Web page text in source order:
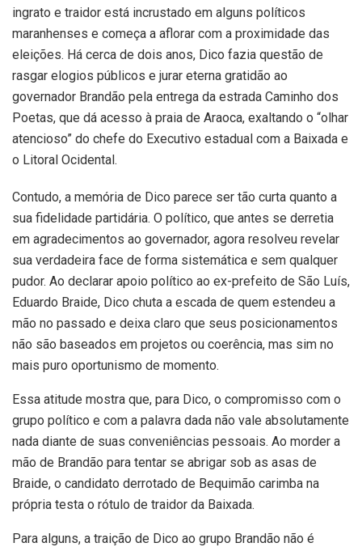
ingrato e traidor está incrustado em alguns políticos
maranhenses e começa a aflorar com a proximidade das
eleições. Há cerca de dois anos, Dico fazia questão de
rasgar elogios públicos e jurar eterna gratidão ao
governador Brandão pela entrega da estrada Caminho dos
Poetas, que dá acesso à praia de Araoca, exaltando o “olhar
atencioso” do chefe do Executivo estadual com a Baixada e
o Litoral Ocidental.
Contudo, a memória de Dico parece ser tão curta quanto a
sua fidelidade partidária. O político, que antes se derretia
em agradecimentos ao governador, agora resolveu revelar
sua verdadeira face de forma sistemática e sem qualquer
pudor. Ao declarar apoio político ao ex-prefeito de São Luís,
Eduardo Braide, Dico chuta a escada de quem estendeu a
mão no passado e deixa claro que seus posicionamentos
não são baseados em projetos ou coerência, mas sim no
mais puro oportunismo de momento.
Essa atitude mostra que, para Dico, o compromisso com o
grupo político e com a palavra dada não vale absolutamente
nada diante de suas conveniências pessoais. Ao morder a
mão de Brandão para tentar se abrigar sob as asas de
Braide, o candidato derrotado de Bequimão carimba na
própria testa o rótulo de traidor da Baixada.
Para alguns, a traição de Dico ao grupo Brandão não é